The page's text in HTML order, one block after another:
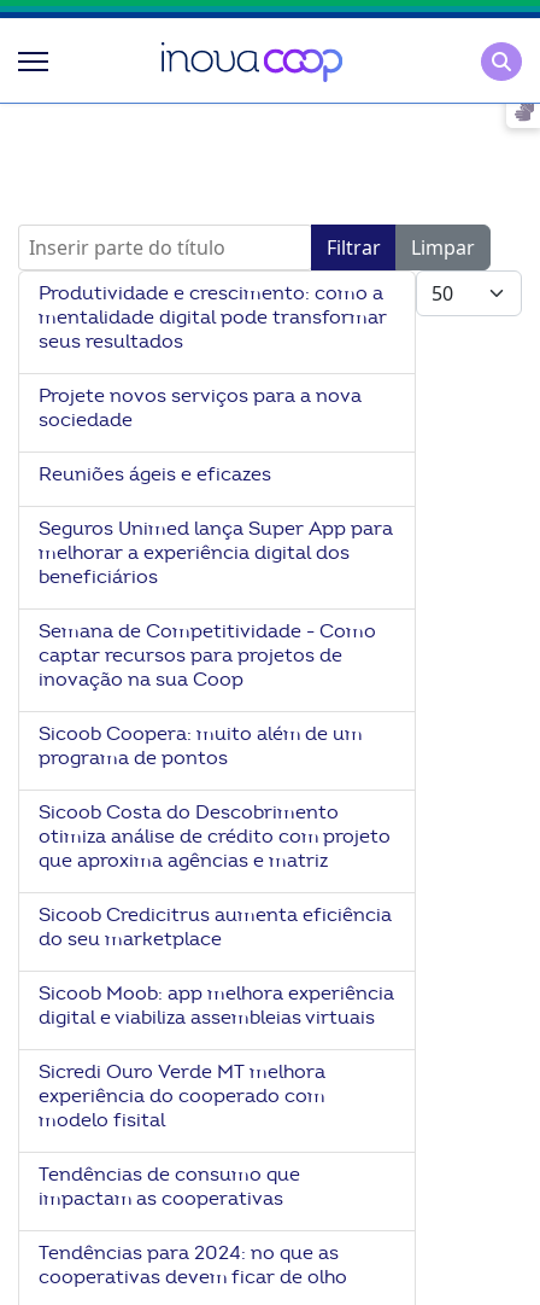
Inserir parte do título Filtrar
Limpar
Mostrar #
Produtividade e crescimento: como a
mentalidade digital pode transformar
seus resultados
Projete novos serviços para a nova
sociedade
Reuniões ágeis e eficazes
Seguros Unimed lança Super App para
melhorar a experiência digital dos
beneficiários
Semana de Competitividade - Como
captar recursos para projetos de
inovação na sua Coop
Sicoob Coopera: muito além de um
programa de pontos
Sicoob Costa do Descobrimento
otimiza análise de crédito com projeto
que aproxima agências e matriz
Sicoob Credicitrus aumenta eficiência
do seu marketplace
Sicoob Moob: app melhora experiência
digital e viabiliza assembleias virtuais
Sicredi Ouro Verde MT melhora
experiência do cooperado com
modelo fisital
Tendências de consumo que
impactam as cooperativas
Tendências para 2024: no que as
cooperativas devem ficar de olho